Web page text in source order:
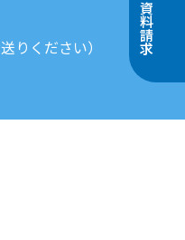
資料請求
りください）